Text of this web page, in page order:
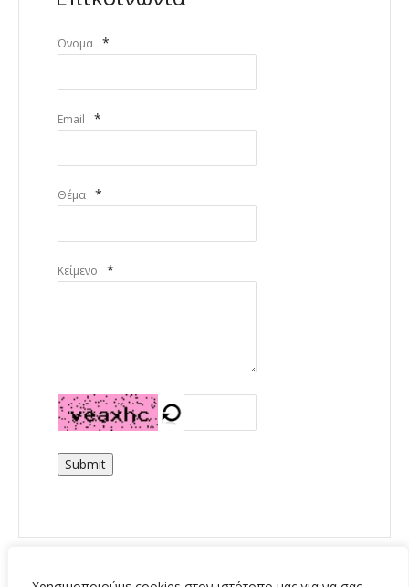
Όνομα *
Email *
Θέμα *
Κείμενο *
Submit